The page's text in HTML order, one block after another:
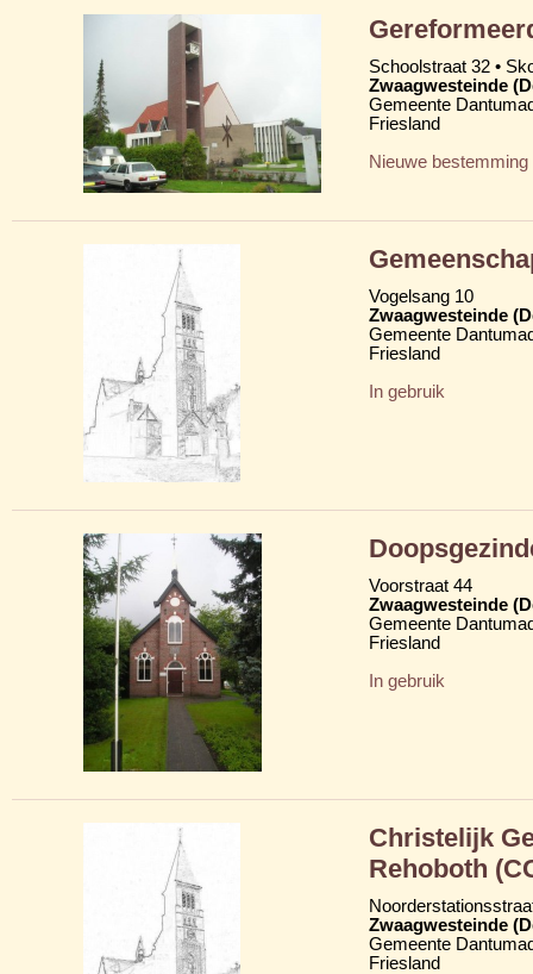
Schoolstraat 32 •
Zwaagwesteinde
Gemeente
Friesland
Nieuwe bestemming
Vogelsang 10
Zwaagwesteinde
Gemeente
Friesland
In gebruik
Voorstraat 44
Zwaagwesteinde
Gemeente
Friesland
In gebruik
Christelijk
Rehoboth
Zwaagwesteinde
Gemeente
Friesland